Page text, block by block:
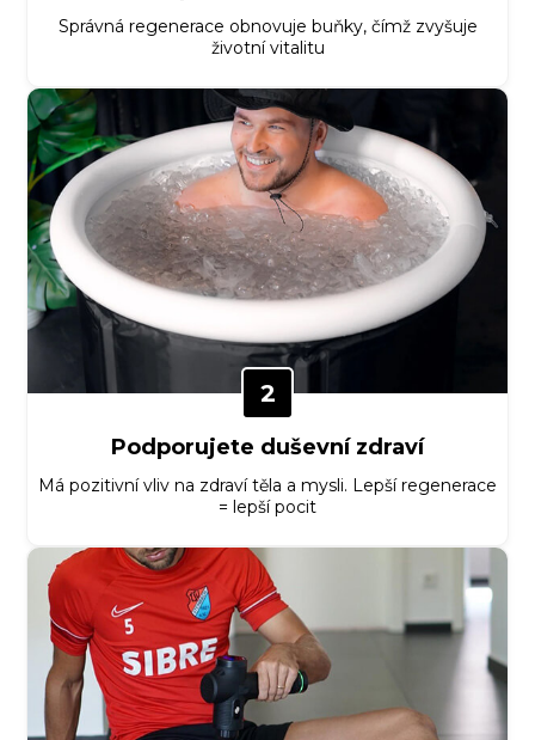
Správná regenerace obnovuje buňky, čímž zvyšuje
životní vitalitu
2
Podporujete duševní zdraví
Má pozitivní vliv na zdraví těla a mysli. Lepší regenerace
= lepší pocit